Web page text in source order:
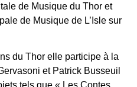
de Musique du Thor et
de Musique de L’Isle sur
du Thor elle participe à la
et Patrick Busseuil
tels que « Les Contes